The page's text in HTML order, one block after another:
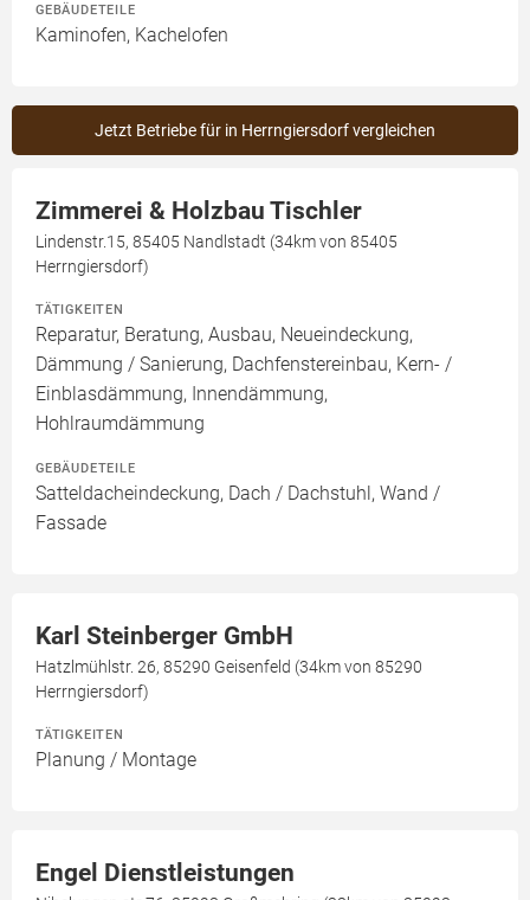
GEBÄUDETEILE
Kaminofen, Kachelofen
Jetzt Betriebe für in Herrngiersdorf vergleichen
Zimmerei & Holzbau Tischler
Lindenstr.15, 85405 Nandlstadt (34km von 85405
Herrngiersdorf)
TÄTIGKEITEN
Reparatur, Beratung, Ausbau, Neueindeckung,
Dämmung / Sanierung, Dachfenstereinbau, Kern- /
Einblasdämmung, Innendämmung,
Hohlraumdämmung
GEBÄUDETEILE
Satteldacheindeckung, Dach / Dachstuhl, Wand /
Fassade
Karl Steinberger GmbH
Hatzlmühlstr. 26, 85290 Geisenfeld (34km von 85290
Herrngiersdorf)
TÄTIGKEITEN
Planung / Montage
Engel Dienstleistungen